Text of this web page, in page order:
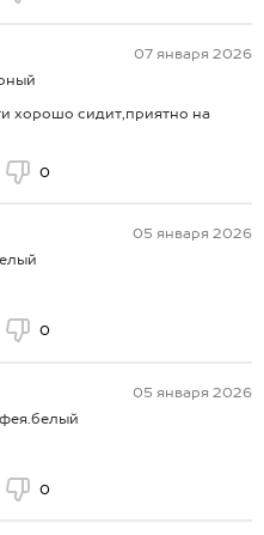
07 января 2026
хорошо сидит,приятно на
0
05 января 2026
0
05 января 2026
0